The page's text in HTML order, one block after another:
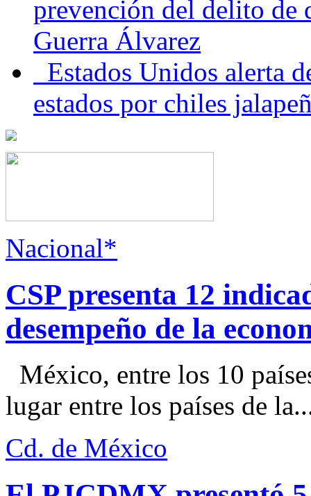
prevención del delito de
Guerra Álvarez
Estados Unidos alerta
estados por chiles
Nacional*
CSP presenta 12
desempeño de la
México, entre los 10
lugar entre los países de
Cd. de México